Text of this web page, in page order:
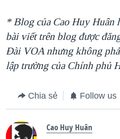
* Blog của Cao Huy Huân
bài viết trên blog được
Ðài VOA nhưng không
lập trường của Chính phủ
Chia sẻ Follow us
Cao Huy Huân